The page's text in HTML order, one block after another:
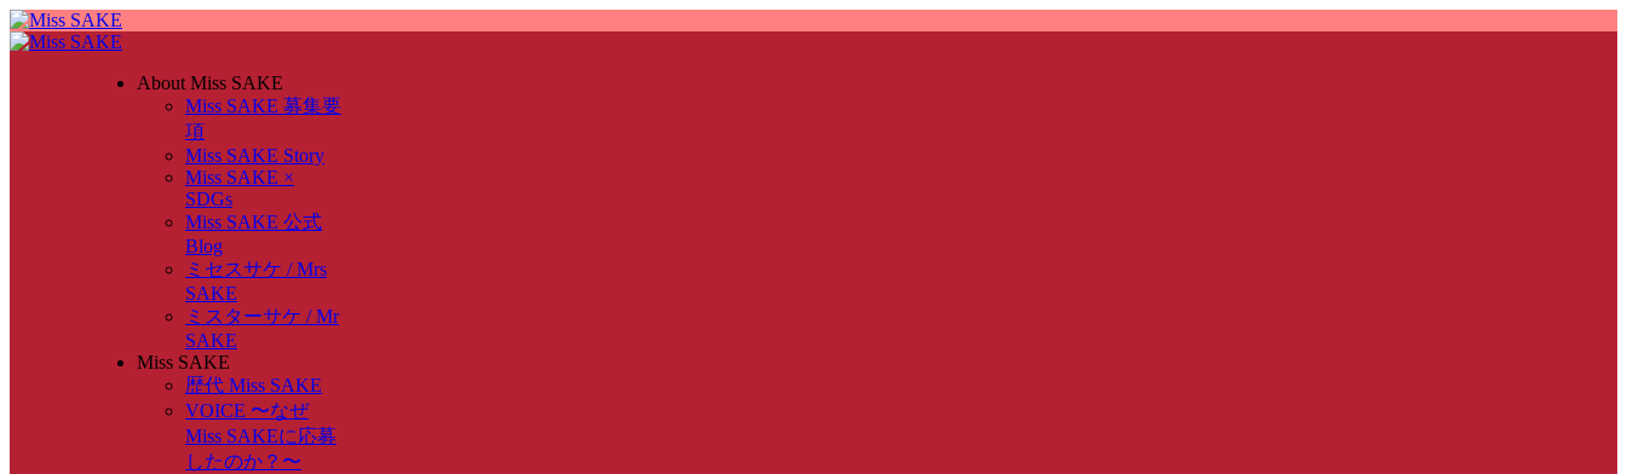
About Miss SAKE
Miss SAKE 募集要
項
Miss SAKE Story
Miss SAKE ×
SDGs
Miss SAKE 公式
Blog
ミセスサケ / Mrs
SAKE
ミスターサケ / Mr
SAKE
Miss SAKE
歴代 Miss SAKE
VOICE 〜なぜ
Miss SAKEに応募
したのか？〜